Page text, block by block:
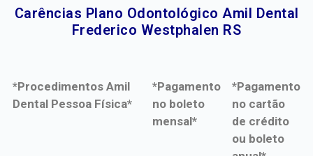
Carências Plano Odontológico Amil Dental
Frederico Westphalen RS​
*Procedimentos Amil
Dental Pessoa Física*
*Pagamento
no boleto
mensal*
*Pagamento
no cartão
de crédito
ou boleto